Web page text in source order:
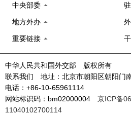
中央部委
地方外办
重要链接
中华人民共和国外交部 版权所有
联系我们 地址：北京市朝阳区朝阳
电话：+86-10-65961114
网站标识码：bm02000004 京ICP备
11040102700114